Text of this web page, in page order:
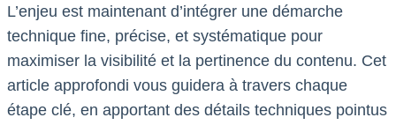
L’enjeu est maintenant d’intégrer une démarche
technique fine, précise, et systématique pour
maximiser la visibilité et la pertinence du contenu. Cet
article approfondi vous guidera à travers chaque
étape clé, en apportant des détails techniques pointus